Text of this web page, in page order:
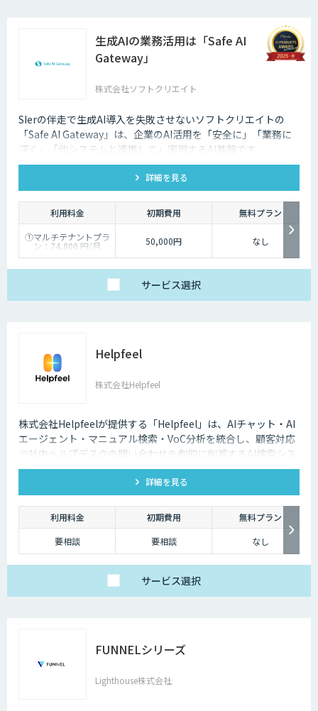
生成AIの業務活用は「Safe AI
Gateway」
株式会社ソフトクリエイト
SIerの伴走で生成AI導入を失敗させないソフトクリエイトの
「Safe AI Gateway」は、企業のAI活用を「安全に」「業務に
深く」「他システムと連携して」実現するAI基盤です。
kintone・Salesforce連携にも対応します。
詳細を見る
利用料金 初期費用
無料プラン
①マルチテナントプラ
ン：74,800 円/月
②スタータープラン：
149,800円/月
50,000円 なし
サービス選択
Helpfeel
株式会社Helpfeel
株式会社Helpfeelが提供する「Helpfeel」は、AIチャット・AI
エージェント・マニュアル検索・VoC分析を統合し、顧客対応
や社内ヘルプデスクの問い合わせを劇的に削減するAI検索シス
テムです。特許技術と手厚い伴走支援で、誰でも即座に答えを
詳細を見る
利用料金 初期費用
無料プラン
要相談
要相談 なし
サービス選択
FUNNELシリーズ
Lighthouse株式会社